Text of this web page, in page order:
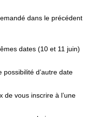
dans le précédent
dates (10 et 11 juin)
possibilité d’autre date
de vous inscrire à l’une